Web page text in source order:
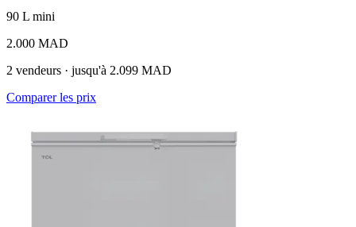
90 L mini
2.000 MAD
2 vendeurs · jusqu'à 2.099 MAD
Comparer les prix